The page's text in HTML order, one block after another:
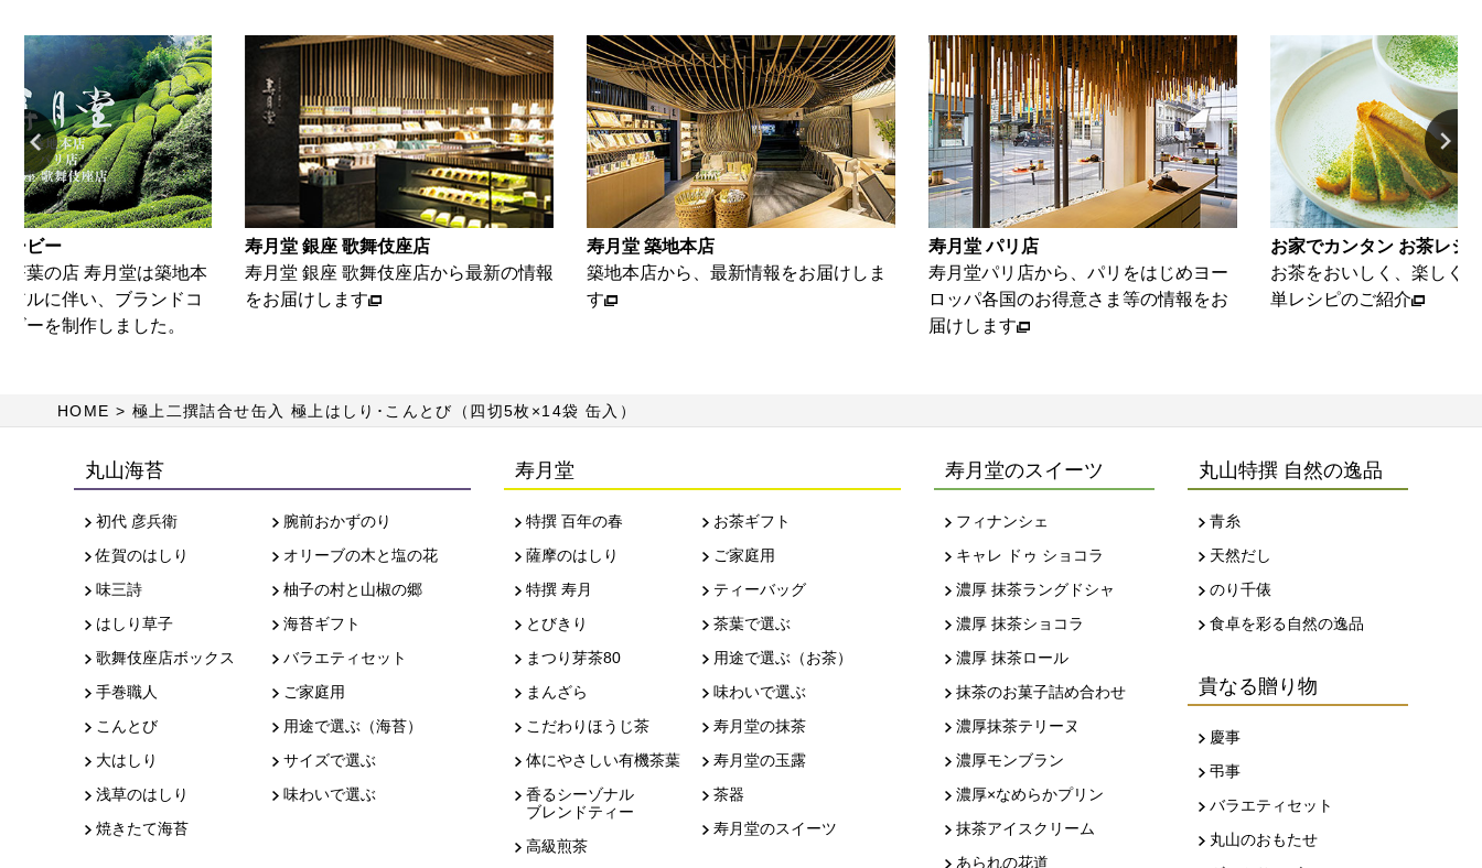
舞伎座店
舞伎座店から最新の情報
す
寿月堂 築地本店
築地本店から、最新情報をお届けしま
す
寿月堂 パリ店
寿月堂パリ店から、パリをはじめヨー
ロッパ各国のお得意さま等の情報をお
お家でカンタン お茶レシピ
お茶をおいしく、楽しくいただける簡
単レシピのご紹介
動画ギャラリー
海苔とお茶を、美味しく
ご紹介いたします
HOME 極上二撰詰合せ缶入 極上はしり･こんとび（四切5枚×14袋 缶入）
丸山海苔
初代 彦兵衛
佐賀のはしり
味三詩
はしり草子
歌舞伎座店ボックス
手巻職人
こんとび
大はしり
浅草のはしり
焼きたて海苔
腕前おかずのり
オリーブの木と塩の花
柚子の村と山椒の郷
海苔ギフト
バラエティセット
ご家庭用
用途で選ぶ（海苔）
サイズで選ぶ
味わいで選ぶ
寿月堂
特撰 百年の春
薩摩のはしり
特撰 寿月
とびきり
まつり芽茶80
まんざら
こだわりほうじ茶
体にやさしい有機茶葉
香るシーゾナル
ブレンドティー
高級煎茶
お茶ギフト
ご家庭用
ティーバッグ
茶葉で選ぶ
用途で選ぶ（お茶）
味わいで選ぶ
寿月堂の抹茶
寿月堂の玉露
茶器
寿月堂のスイーツ
寿月堂のスイーツ
フィナンシェ
キャレ ドゥ ショコラ
濃厚 抹茶ラングドシャ
濃厚 抹茶ショコラ
濃厚 抹茶ロール
抹茶のお菓子詰め合わせ
濃厚抹茶テリーヌ
濃厚モンブラン
濃厚×なめらかプリン
抹茶アイスクリーム
あられの花道
丸山特撰 自然の逸品
青糸
天然だし
のり千俵
食卓を彩る自然の逸品
貴なる贈り物
慶事
弔事
バラエティセット
丸山のおもたせ